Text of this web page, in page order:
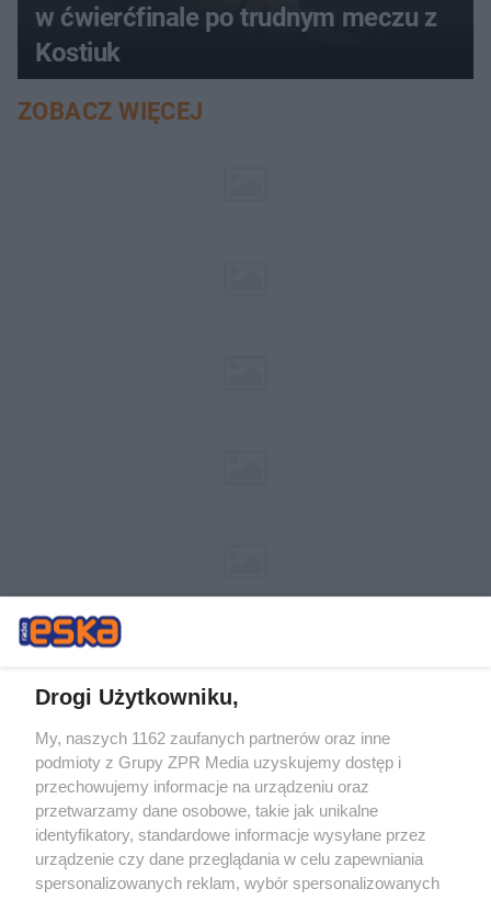
w ćwierćfinale po trudnym meczu z
Kostiuk
ZOBACZ WIĘCEJ
Żaden utwór zamieszczony w serwisie nie może być powielany i
rozpowszechniany lub dalej rozpowszechniany w jakikolwiek sposób (w
tym także elektroniczny lub mechaniczny) na jakimkolwiek polu
eksploatacji w jakiejkolwiek formie, włącznie z umieszczaniem w
Internecie bez pisemnej zgody właściciela praw. Jakiekolwiek użycie lub
wykorzystanie utworów w całości lub w części z naruszeniem prawa,
tzn. bez właściwej zgody, jest zabronione pod groźbą kary i może być
ścigane prawnie.
Drogi Użytkowniku,
My, naszych 1162 zaufanych partnerów oraz inne
podmioty z Grupy ZPR Media uzyskujemy dostęp i
przechowujemy informacje na urządzeniu oraz
przetwarzamy dane osobowe, takie jak unikalne
identyfikatory, standardowe informacje wysyłane przez
urządzenie czy dane przeglądania w celu zapewniania
spersonalizowanych reklam, wybór spersonalizowanych